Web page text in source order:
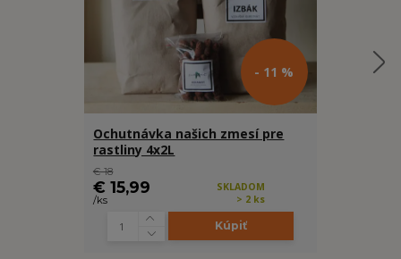
- 11 %
Ochutnávka našich zmesí pre
rastliny 4x2L
€ 18
€ 15,99
/ks
SKLADOM
> 2 ks
Kúpiť